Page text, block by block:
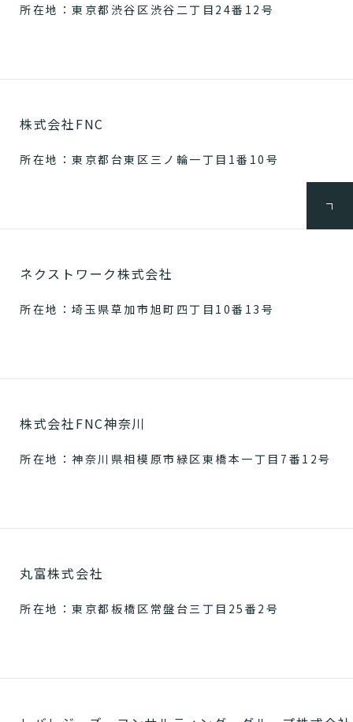
所在地：東京都渋谷区渋谷二丁目24番12号
株式会社FNC
所在地：東京都台東区三ノ輪一丁目1番10号
ネクストワーク株式会社
所在地：埼玉県草加市旭町四丁目10番13号
株式会社FNC神奈川
所在地：神奈川県相模原市緑区東橋本一丁目7番12号
丸富株式会社
所在地：東京都板橋区常盤台三丁目25番2号